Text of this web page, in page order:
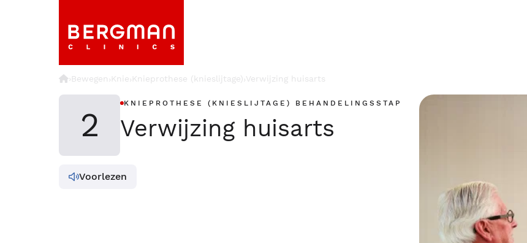
›Bewegen›Knie›Knieprothese (knieslijtage)›Verwijzing huisarts
2
KNIEPROTHESE (KNIESLIJTAGE) BEHANDELINGSSTAP
Verwijzing huisarts
Voorlezen